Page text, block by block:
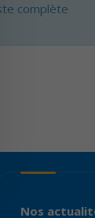
complète
Nos